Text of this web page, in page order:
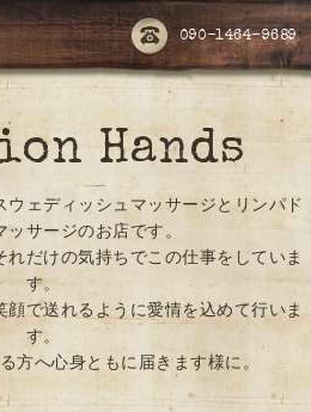
090-1464-9689
Hands
ェディッシュマッサージとリンパド
ッサージのお店です。
だけの気持ちでこの仕事をしていま
す。
で送れるように愛情を込めて行いま
す。
方へ心身ともに届きます様に。